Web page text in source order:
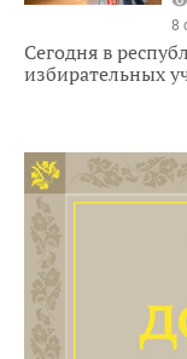
8
Сегодня в
избирательных